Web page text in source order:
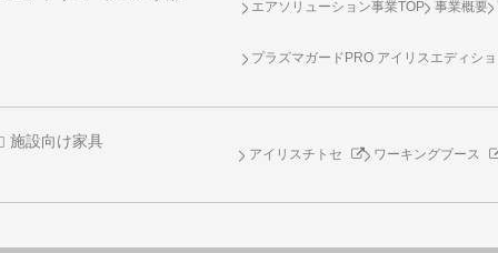
エアソリューション事業TOP 事業概要
プラズマガードPRO アイリスエディシ
施設向け家具
アイリスチトセ ワーキングブース